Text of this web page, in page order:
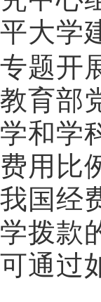
平大学
专题开
教育部
学和学
费用比
我国经
学拨款
可通过